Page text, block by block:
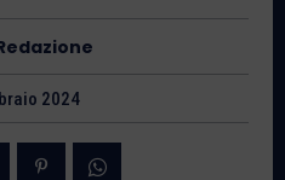
2024